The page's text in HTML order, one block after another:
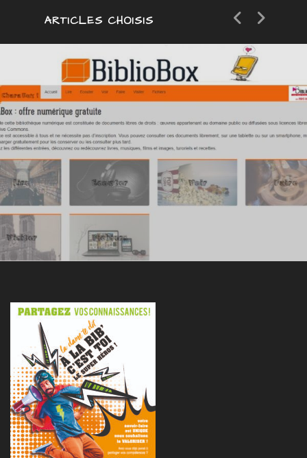
ARTICLES CHOISIS